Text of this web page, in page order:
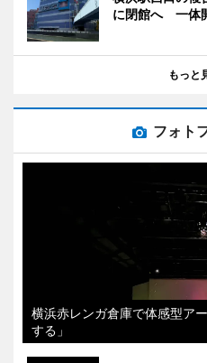
に閉館へ 一体
もっと
フォト
横浜赤レンガ倉庫で体感型ア
する」